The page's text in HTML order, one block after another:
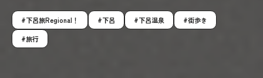
下呂旅Regional！ 下呂 下呂温泉
街歩き
旅行